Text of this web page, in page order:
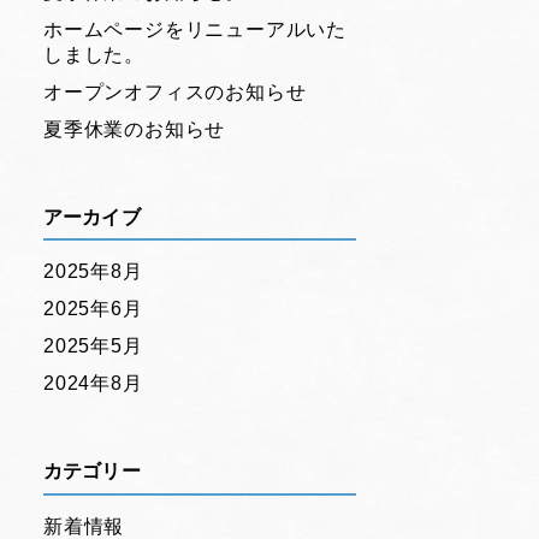
ホームページをリニューアルいた
しました。
オープンオフィスのお知らせ
夏季休業のお知らせ
アーカイブ
2025年8月
2025年6月
2025年5月
2024年8月
カテゴリー
新着情報